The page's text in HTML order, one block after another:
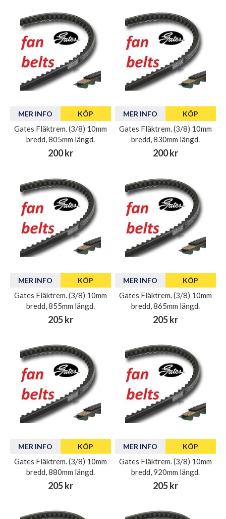
MER INFO KÖP
Gates Fläktrem. (3/8) 10mm
bredd, 805mm längd.
200 kr
MER INFO KÖP
Gates Fläktrem. (3/8) 10mm
bredd, 830mm längd.
200 kr
MER INFO KÖP
Gates Fläktrem. (3/8) 10mm
bredd, 855mm längd.
205 kr
MER INFO KÖP
Gates Fläktrem. (3/8) 10mm
bredd, 865mm längd.
205 kr
MER INFO KÖP
Gates Fläktrem. (3/8) 10mm
bredd, 880mm längd.
205 kr
MER INFO KÖP
Gates Fläktrem. (3/8) 10mm
bredd, 920mm längd.
205 kr